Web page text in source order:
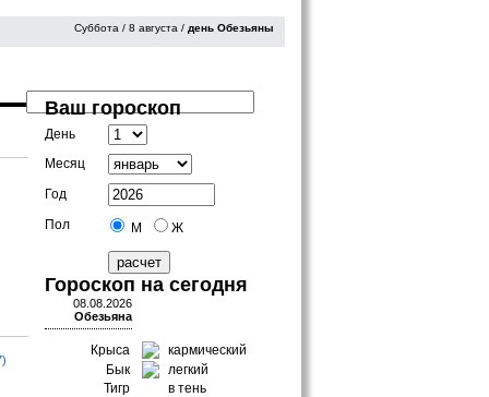
Суббота / 8 августа / день Обезьяны
Ваш гороскоп
День
Месяц
Год
Пол
М Ж
Гороскоп на сегодня
08.08.2026
Обезьяна
Крыса
кармический
Бык
легкий
Тигр
в тень